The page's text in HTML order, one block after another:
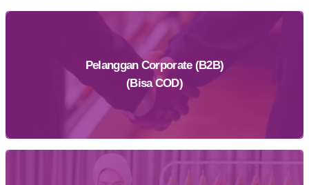
Pelanggan Corporate (B2B)
(Bisa COD)